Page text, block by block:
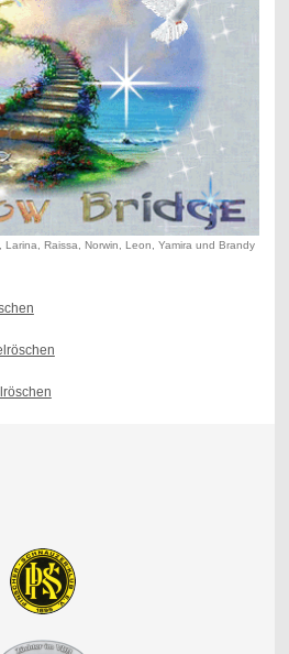
Raissa, Norwin, Leon, Yamira und Brandy